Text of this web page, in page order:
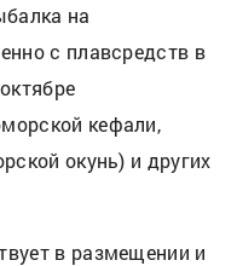
на
с плавсредств в
кефали,
окунь) и других
в размещении и